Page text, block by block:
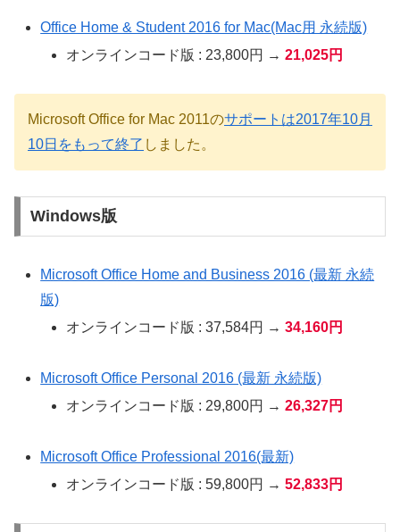
Office Home & Student 2016 for Mac(Mac用 永続版)
オンラインコード版 : 23,800円 →21,025円
Microsoft Office for Mac 2011のサポートは2017年10月
10日をもって終了 しました。
Windows版
Microsoft Office Home and Business 2016 (最新 永続
版)
オンラインコード版 : 37,584円 →34,160円
Microsoft Office Personal 2016 (最新 永続版)
オンラインコード版 : 29,800円 →26,327円
Microsoft Office Professional 2016(最新)
オンラインコード版 : 59,800円 →52,833円